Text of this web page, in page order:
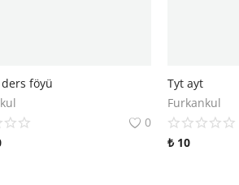
föyü
0
Tyt ayt
Furkankul
₺ 10